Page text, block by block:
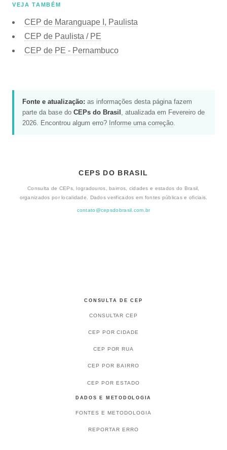
VEJA TAMBÉM
CEP de Maranguape I, Paulista
CEP de Paulista / PE
CEP de PE - Pernambuco
Fonte e atualização: as informações desta página fazem
parte da base do CEPs do Brasil , atualizada em Fevereiro de
2026. Encontrou algum erro? Informe uma correção.
CEPS DO BRASIL
Consulta de CEPs, logradouros, bairros, cidades e estados do Brasil,
organizados por localidade. Dados verificados em fontes públicas e oficiais.
contato@cepsdobrasil.com.br
CONSULTA DE CEP
CONSULTAR CEP
CEP POR CIDADE
CEP POR RUA
CEP POR BAIRRO
CEP POR ESTADO
DADOS E METODOLOGIA
FONTES E METODOLOGIA
REPORTAR ERRO